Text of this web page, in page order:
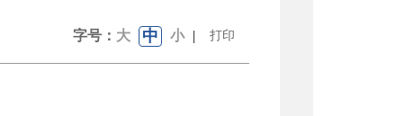
字号： 大 中 小 | 打印